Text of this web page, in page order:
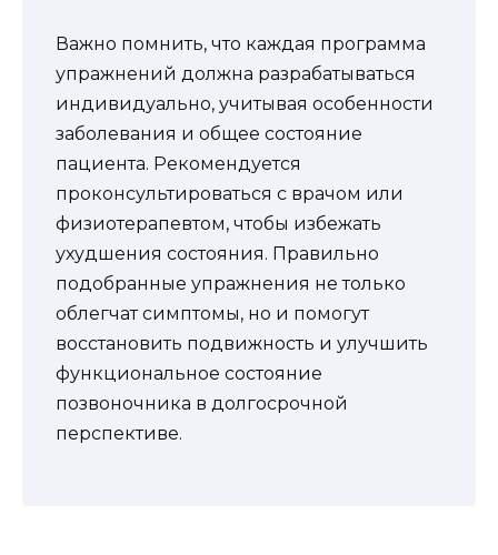
Важно помнить, что каждая программа
упражнений должна разрабатываться
индивидуально, учитывая особенности
заболевания и общее состояние
пациента. Рекомендуется
проконсультироваться с врачом или
физиотерапевтом, чтобы избежать
ухудшения состояния. Правильно
подобранные упражнения не только
облегчат симптомы, но и помогут
восстановить подвижность и улучшить
функциональное состояние
позвоночника в долгосрочной
перспективе.